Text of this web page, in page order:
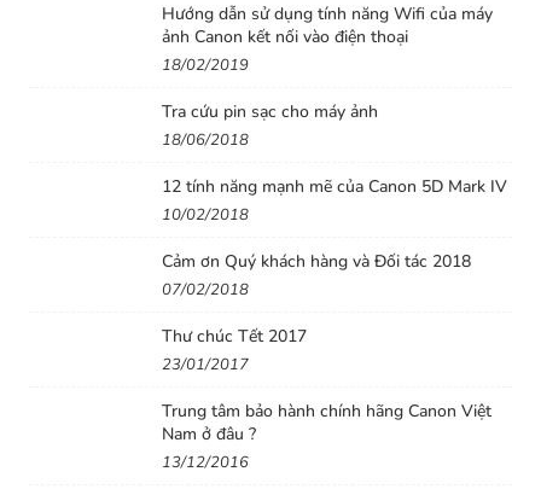
Hướng dẫn sử dụng tính năng Wifi của máy
ảnh Canon kết nối vào điện thoại
18/02/2019
Tra cứu pin sạc cho máy ảnh
18/06/2018
12 tính năng mạnh mẽ của Canon 5D Mark IV
10/02/2018
Cảm ơn Quý khách hàng và Đối tác 2018
07/02/2018
Thư chúc Tết 2017
23/01/2017
Trung tâm bảo hành chính hãng Canon Việt
Nam ở đâu ?
13/12/2016